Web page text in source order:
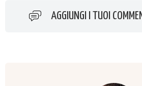
AGGIUNGI I TUOI